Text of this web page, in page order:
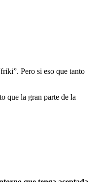
Pero si eso que tanto
que la gran parte de la